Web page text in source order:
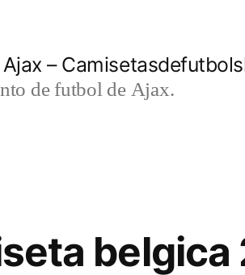
–
de futbol de Ajax.
belgica